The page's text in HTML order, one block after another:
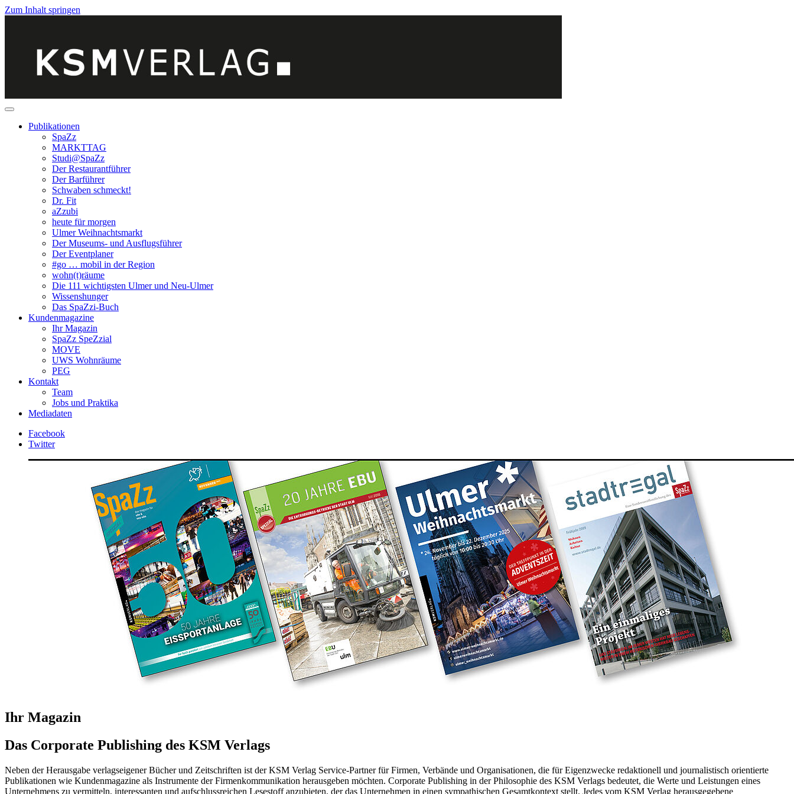
Zum Inhalt springen
Publikationen
SpaZz
MARKTTAG
Studi@SpaZz
Der Restaurantführer
Der Barführer
Schwaben schmeckt!
Dr. Fit
aZzubi
heute für morgen
Ulmer Weihnachtsmarkt
Der Museums- und Ausflugsführer
Der Eventplaner
#go … mobil in der Region
wohn(t)räume
Die 111 wichtigsten Ulmer und Neu-Ulmer
Wissenshunger
Das SpaZzi-Buch
Kundenmagazine
Ihr Magazin
SpaZz SpeZzial
MOVE
UWS Wohnräume
PEG
Kontakt
Team
Jobs und Praktika
Mediadaten
Facebook
Twitter
Ihr Magazin
Das Corporate Publishing des KSM Verlags
Neben der Herausgabe verlagseigener Bücher und Zeitschriften ist der KSM Verlag Service-Partner für Firmen, Verbände und Organisationen, die für Eigenzwecke redaktionell und journalistisch orientierte
Publikationen wie Kundenmagazine als Instrumente der Firmenkommunikation herausgeben möchten. Corporate Publishing in der Philosophie des KSM Verlags bedeutet, die Werte und Leistungen eines
Unternehmens zu vermitteln, interessanten und aufschlussreichen Lesestoff anzubieten, der das Unternehmen in einen sympathischen Gesamtkontext stellt. Jedes vom KSM Verlag herausgegebene